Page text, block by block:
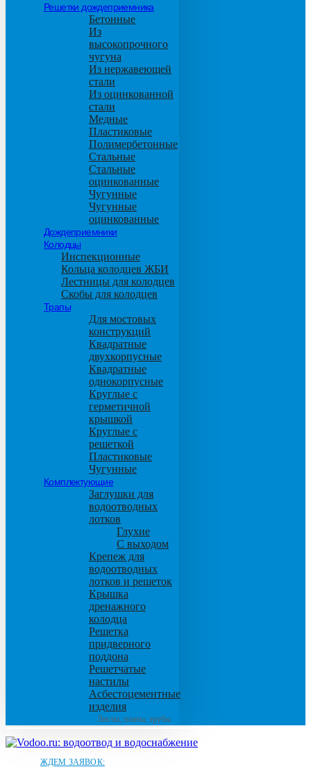
Решетки дождеприемника
Бетонные
Из
высокопрочного
чугуна
Из нержавеющей
стали
Из оцинкованной
стали
Медные
Пластиковые
Полимербетонные
Стальные
Стальные
оцинкованные
Чугунные
Чугунные
оцинкованные
Дождеприемники
Колодцы
Инспекционные
Кольца колодцев ЖБИ
Лестницы для колодцев
Скобы для колодцев
Трапы
Для мостовых
конструкций
Квадратные
двухкорпусные
Квадратные
однокорпусные
Круглые с
герметичной
крышкой
Круглые с
решеткой
Пластиковые
Чугунные
Комплектующие
Заглушки для
водоотводных
лотков
Глухие
С выходом
Крепеж для
водоотводных
лотков и решеток
Крышка
дренажного
колодца
Решетка
придверного
поддона
Решетчатые
настилы
Асбестоцементные
изделия
Листы, плиты, трубы
ЖДЕМ ЗАЯВОК: